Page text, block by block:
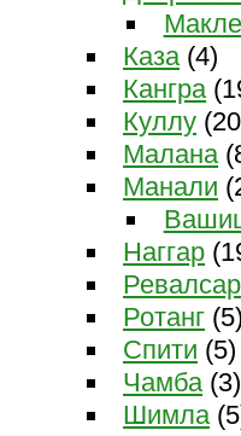
Каза(4)
Кангра
Куллу
Малана
Манали
Наггар
Ревалсар
Ротанг (5)
Спити (5)
Чамба(3)
Шимла